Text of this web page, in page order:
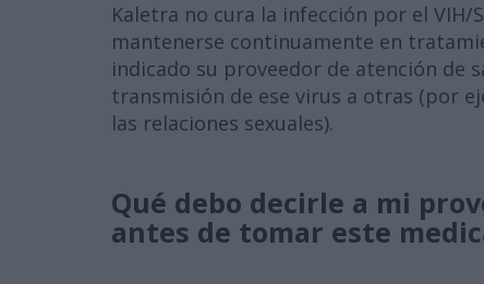
Kaletra no cura la infección por el VIH/
mantenerse continuamente en
indicado su proveedor de atención de
transmisión de ese virus a otras (por
las relaciones sexuales).
Qué debo decirle a mi
antes de tomar este